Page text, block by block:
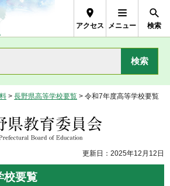
Nagano Prefecture
アクセス メニュー 検索
> 長野県高等学校要覧 > 令和7年度高等学校要覧
育委員会
更新日：2025年12月12日
校要覧